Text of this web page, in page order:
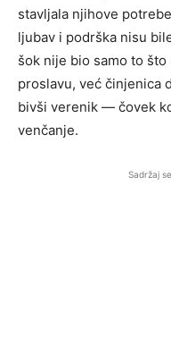
stavljala njihove
ljubav i podrška nisu
šok nije bio samo to
proslavu, već činjenica
bivši verenik — čovek
venčanje.
Sadržaj